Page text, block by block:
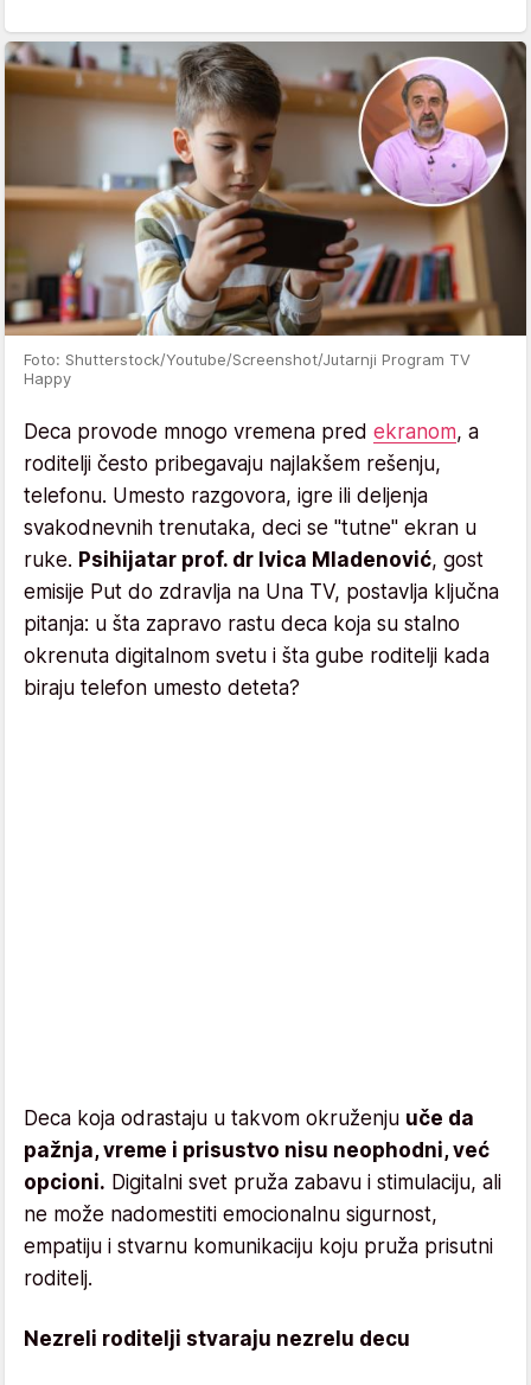
Foto: Shutterstock/Youtube/Screenshot/Jutarnji Program TV
Happy
Deca provode mnogo vremena pred ekranom, a
roditelji često pribegavaju najlakšem rešenju,
telefonu. Umesto razgovora, igre ili deljenja
svakodnevnih trenutaka, deci se "tutne" ekran u
ruke. Psihijatar prof. dr Ivica Mladenović, gost
emisije Put do zdravlja na Una TV, postavlja ključna
pitanja: u šta zapravo rastu deca koja su stalno
okrenuta digitalnom svetu i šta gube roditelji kada
biraju telefon umesto deteta?
Deca koja odrastaju u takvom okruženju uče da
pažnja, vreme i prisustvo nisu neophodni, već
opcioni. Digitalni svet pruža zabavu i stimulaciju, ali
ne može nadomestiti emocionalnu sigurnost,
empatiju i stvarnu komunikaciju koju pruža prisutni
roditelj.
Nezreli roditelji stvaraju nezrelu decu